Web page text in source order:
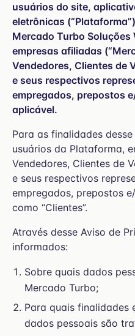
usuários do site,
eletrônicas
Mercado Turbo Soluções
empresas afiliadas
Vendedores, Clientes de
e seus respectivos
empregados, prepostos
aplicável.
Para as finalidades
usuários da Plataforma,
Vendedores, Clientes de
e seus respectivos
empregados, prepostos
como “Clientes”.
Através desse Aviso de
informados:
Sobre quais dados
Mercado Turbo;
Para quais finalidades
dados pessoais são